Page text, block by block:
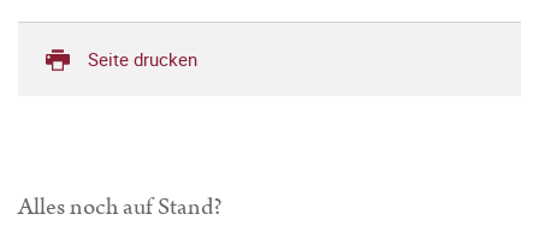
Seite drucken
Alles noch auf Stand?